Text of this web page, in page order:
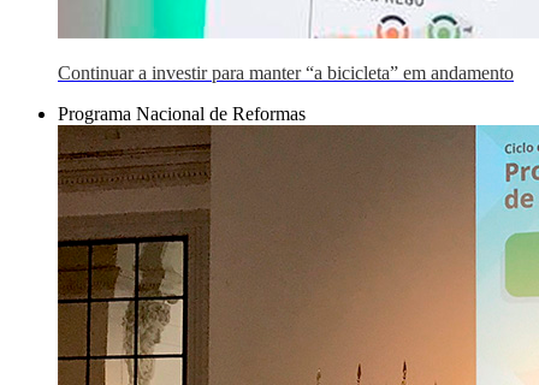
Continuar a investir para manter “a bicicleta” em andamento
Programa Nacional de Reformas